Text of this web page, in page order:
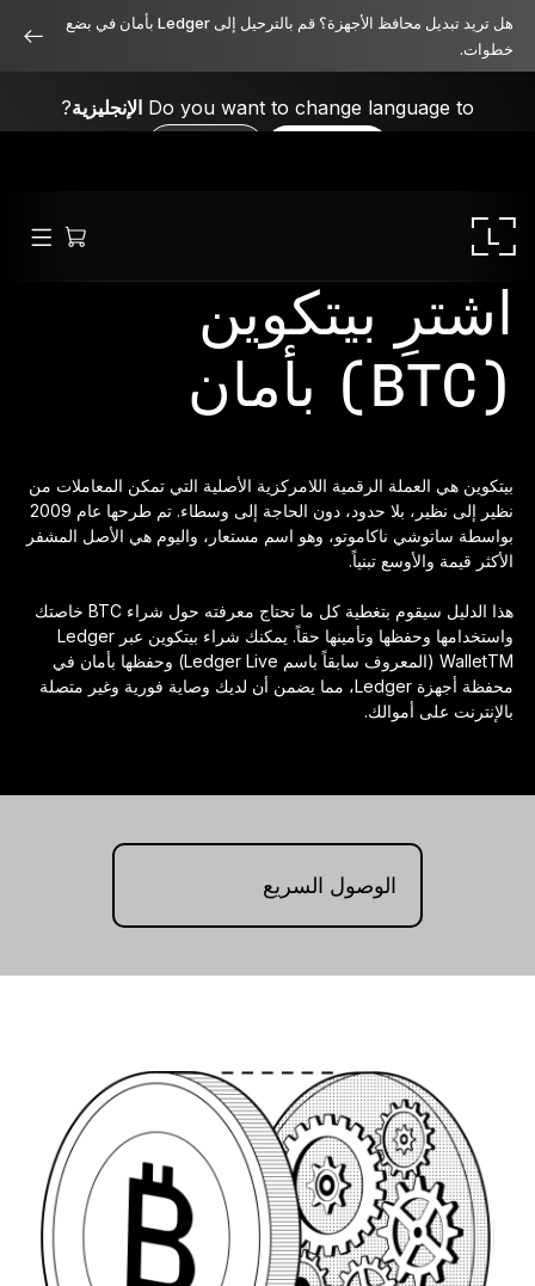
هل تريد تبديل محافظ الأجهزة؟ قم بالترحيل إلى Ledger بأمان في بضع
خطوات.
Do you want to change language to الإنجليزية?
Ledger Flex
المعيار الجديد
Ledger NanoGen5
فريد من نوعها مثلك
ألوان جديدة
حماية نسخ احتياطي يمكن الاعتماد عليها
الملحقات
حلول الاسترداد
إصدارات محدودة
شاهد جميع المنتجات
اشترِ بيتكوين
(BTC) بأمان
بيتكوين هي العملة الرقمية اللامركزية الأصلية التي تمكن المعاملات من
نظير إلى نظير، بلا حدود، دون الحاجة إلى وسطاء. تم طرحها عام 2009
بواسطة ساتوشي ناكاموتو، وهو اسم مستعار، واليوم هي الأصل المشفر
الأكثر قيمة والأوسع تبنياً.
هذا الدليل سيقوم بتغطية كل ما تحتاج معرفته حول شراء BTC خاصتك
واستخدامها وحفظها وتأمينها حقاً. يمكنك شراء بيتكوين عبر Ledger
WalletTM (المعروف سابقاً باسم Ledger Live) وحفظها بأمان في
محفظة أجهزة Ledger، مما يضمن أن لديك وصاية فورية وغير متصلة
بالإنترنت على أموالك.
الوصول السريع